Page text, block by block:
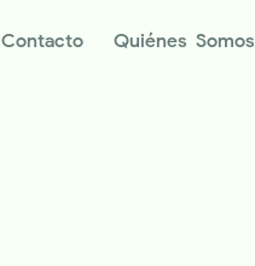
Contacto Quiénes Somos